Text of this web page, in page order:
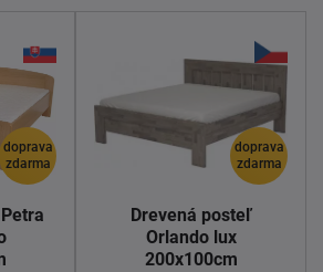
doprava
zdarma
doprava
zdarma
Drevená posteľ
Orlando lux
200x100cm